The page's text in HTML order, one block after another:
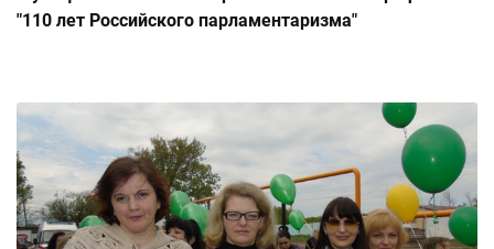
"110 лет Российского парламентаризма"